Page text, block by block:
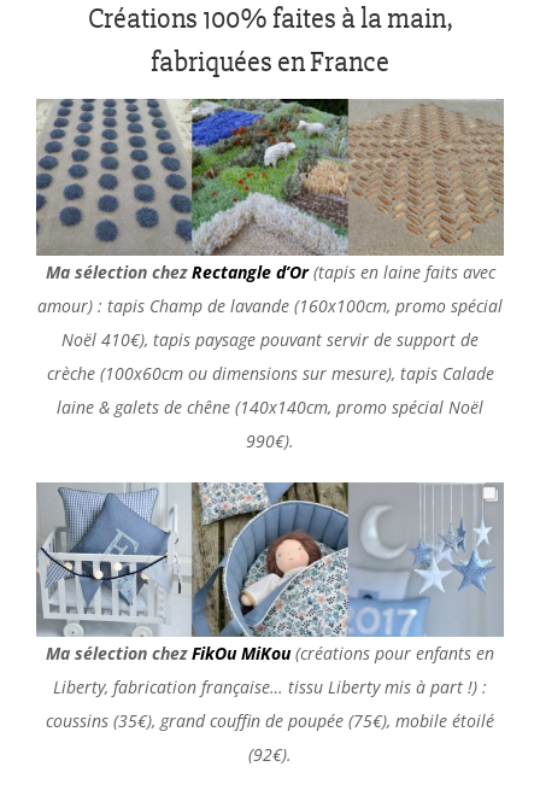
Créations 100% faites à la main,
fabriquées en France
Ma sélection chezRectangle d’Or(tapis en laine faits avec
amour) : tapis Champ de lavande (160x100cm, promo spécial
Noël 410€), tapis paysage pouvant servir de support de
crèche (100x60cm ou dimensions sur mesure), tapis Calade
laine & galets de chêne (140x140cm, promo spécial Noël
990€).
Ma sélection chezFikOu MiKou (créations pour enfants en
Liberty, fabrication française… tissu Liberty mis à part !) :
coussins (35€), grand couffin de poupée (75€), mobile étoilé
(92€).